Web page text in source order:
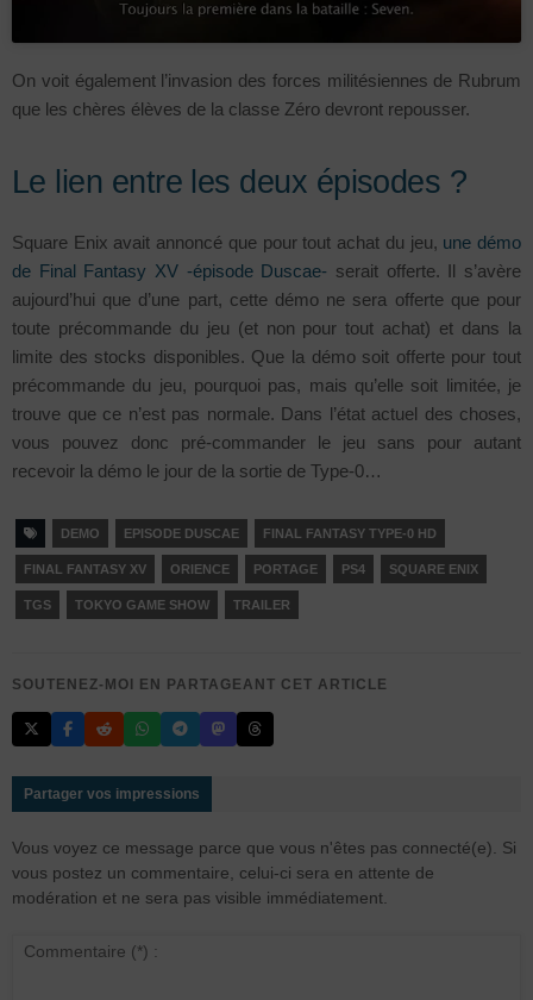
On voit également l’invasion des forces militésiennes de Rubrum
que les chères élèves de la classe Zéro devront repousser.
Le lien entre les deux épisodes ?
Square Enix avait annoncé que pour tout achat du jeu, une démo
de Final Fantasy XV -épisode Duscae- serait offerte. Il s’avère
aujourd’hui que d’une part, cette démo ne sera offerte que pour
toute précommande du jeu (et non pour tout achat) et dans la
limite des stocks disponibles. Que la démo soit offerte pour tout
précommande du jeu, pourquoi pas, mais qu’elle soit limitée, je
trouve que ce n’est pas normale. Dans l’état actuel des choses,
vous pouvez donc pré-commander le jeu sans pour autant
recevoir la démo le jour de la sortie de Type-0…
DEMO EPISODE DUSCAE FINAL FANTASY TYPE-0 HD
FINAL FANTASY XV ORIENCE PORTAGE PS4 SQUARE ENIX
TGS TOKYO GAME SHOW TRAILER
SOUTENEZ-MOI EN PARTAGEANT CET ARTICLE
Partager vos impressions
Vous voyez ce message parce que vous n'êtes pas connecté(e). Si
vous postez un commentaire, celui-ci sera en attente de
modération et ne sera pas visible immédiatement.